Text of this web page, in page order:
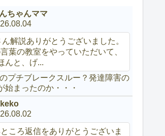
ちゃんママ
解説ありがとうございました。
葉の教室をやっていただいて、
んと、げ...
プチブレークスルー？発達障害の
始まったのか・・・
ころ返信をありがとうございま